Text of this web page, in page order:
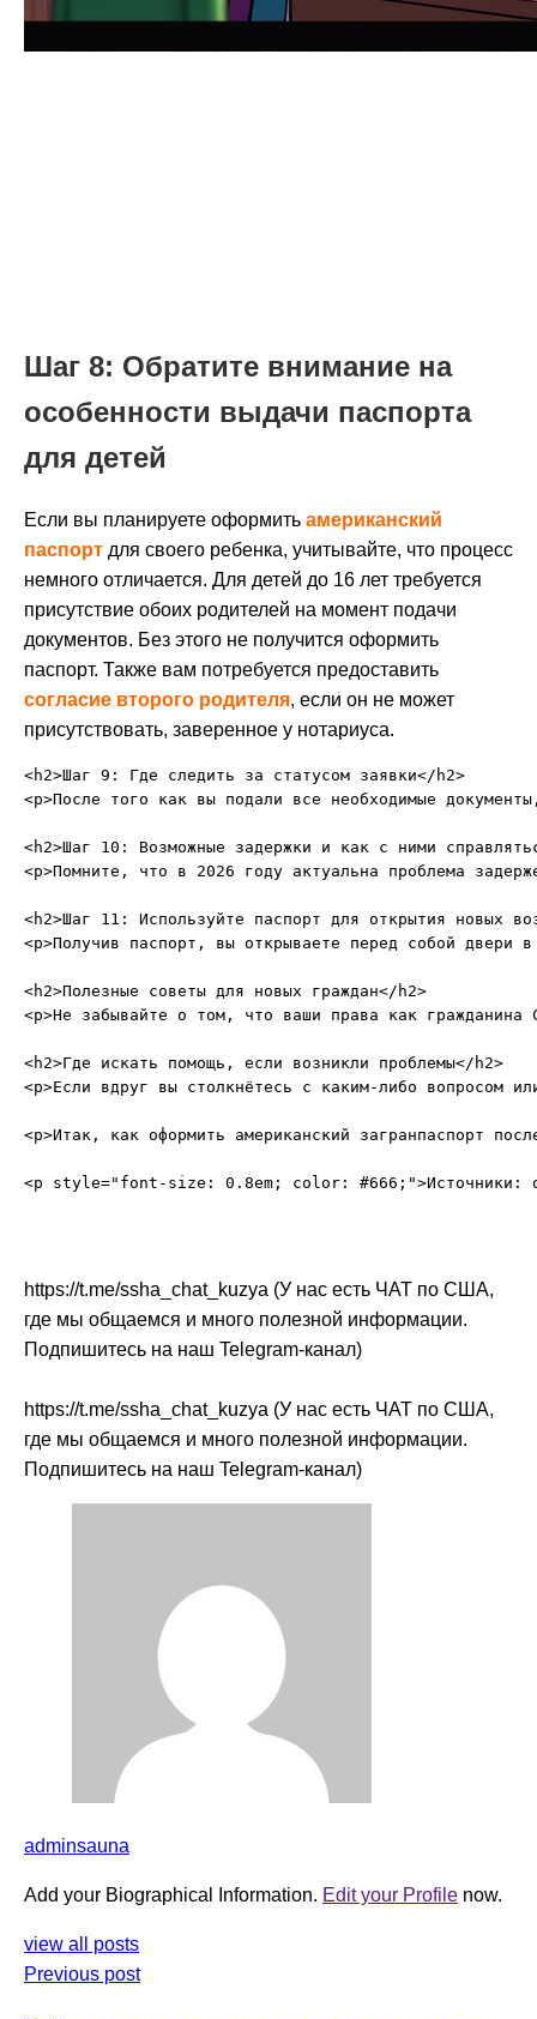
Шаг 8: Обратите внимание на
особенности выдачи паспорта
для детей
Если вы планируете оформить американский
паспорт для своего ребенка, учитывайте, что процесс
немного отличается. Для детей до 16 лет требуется
присутствие обоих родителей на момент подачи
документов. Без этого не получится оформить
паспорт. Также вам потребуется предоставить
согласие второго родителя, если он не может
присутствовать, заверенное у нотариуса.
<h2>Шаг 9: Где следить за статусом заявки</h2>
<p>После того как вы подали все необходимые
<h2>Шаг 10: Возможные задержки и как с ними
<p>Помните, что в 2026 году актуальна проблема
<h2>Шаг 11: Используйте паспорт для открытия новых
<p>Получив паспорт, вы открываете перед собой двери
<h2>Полезные советы для новых граждан</h2>
<p>Не забывайте о том, что ваши права как
<h2>Где искать помощь, если возникли проблемы</h2>
<p>Если вдруг вы столкнётесь с каким-либо вопросом
<p>Итак, как оформить американский загранпаспорт
https://t.me/ssha_chat_kuzya (У нас есть ЧАТ по США,
где мы общаемся и много полезной информации.
Подпишитесь на наш Telegram-канал)
https://t.me/ssha_chat_kuzya (У нас есть ЧАТ по США,
где мы общаемся и много полезной информации.
Подпишитесь на наш Telegram-канал)
adminsauna
Add your Biographical Information. Edit your Profile now.
view all posts
Previous post